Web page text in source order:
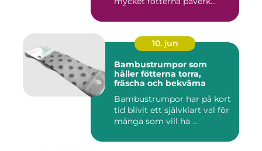
10. jun
Bambustrumpor som
håller fötterna torra,
fräscha och bekväma
Bambustrumpor har på kort
tid blivit ett självklart val för
många som vill ha ...